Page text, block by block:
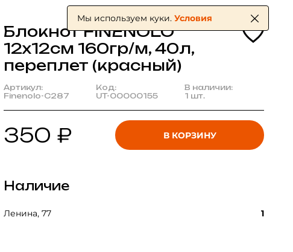
Блокнот FINENOLO
12х12см 160гр/м, 40л,
переплет (красный)
Артикул:
Finenolo-C287
Код:
UT-00000155
В наличии:
1 шт.
350 ₽ В КОРЗИНУ
Наличие
Ленина, 77 1
Мы используем куки. Условия